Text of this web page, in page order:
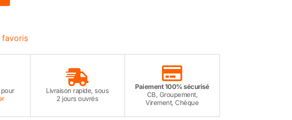
favoris
pour
Livraison rapide, sous
2 jours ouvrés
Paiement 100% sécurisé
CB, Groupement,
Virement, Chèque